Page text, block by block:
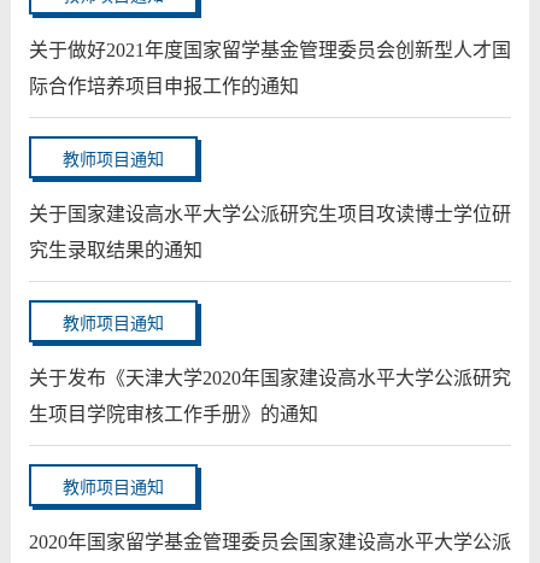
关于做好2021年度国家留学基金管理委员会创新型人才国
际合作培养项目申报工作的通知
教师项目通知
关于国家建设高水平大学公派研究生项目攻读博士学位研
究生录取结果的通知
教师项目通知
关于发布《天津大学2020年国家建设高水平大学公派研究
生项目学院审核工作手册》的通知
教师项目通知
2020年国家留学基金管理委员会国家建设高水平大学公派